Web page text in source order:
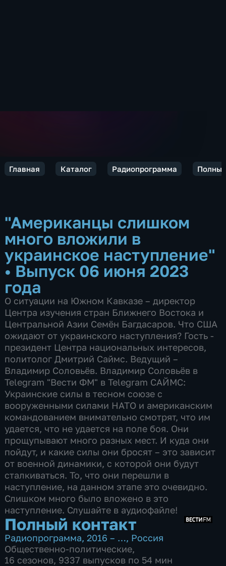
Главная Каталог Радиопрограмма
"Американцы слишком
много вложили в
украинское наступление"
• Выпуск 06 июня 2023
года
О ситуации на Южном Кавказе – директор
Центра изучения стран Ближнего Востока и
Центральной Азии Семён Багдасаров. Что США
ожидают от украинского наступления? Гость -
президент Центра национальных интересов,
политолог Дмитрий Саймс. Ведущий –
Владимир Соловьёв. Владимир Соловьёв в
Telegram "Вести ФМ" в Telegram САЙМС:
Украинские силы в тесном союзе с
вооруженными силами НАТО и американским
командованием внимательно смотрят, что им
удается, что не удается на поле боя. Они
прощупывают много разных мест. И куда они
пойдут, и какие силы они бросят – это зависит
от военной динамики, с которой они будут
сталкиваться. То, что они перешли в
наступление, на данном этапе это очевидно.
Слишком много было вложено в это
наступление. Слушайте в аудиофайле!
Полный контакт
Радиопрограмма,2016 – …, Россия
Общественно-политические,
16 сезонов, 9337 выпусков по 54 мин